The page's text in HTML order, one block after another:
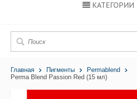
КАТЕГОРИИ
Главная Пигменты
Permablend
Perma Blend Passion Red (15 мл)